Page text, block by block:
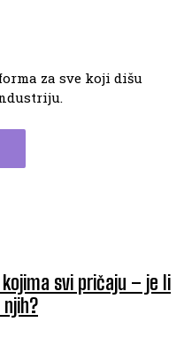
za sve koji dišu
svi pričaju – je li